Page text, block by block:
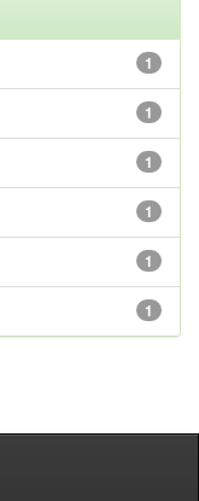
1
1
1
1
1
1